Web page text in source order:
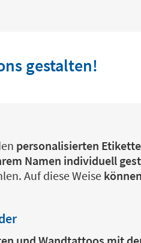
gestalten!
personalisierten
Namen individuell
Auf diese Weise